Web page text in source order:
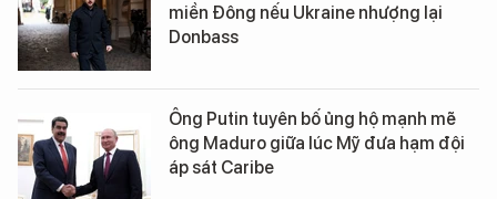
miền Đông nếu Ukraine nhượng lại
Donbass
Ông Putin tuyên bố ủng hộ mạnh mẽ
ông Maduro giữa lúc Mỹ đưa hạm đội
áp sát Caribe